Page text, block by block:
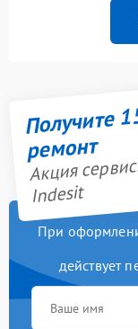
Получите
ремонт
Акция
Indesit
При
действует